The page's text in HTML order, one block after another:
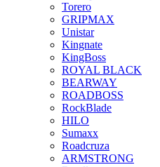
Torero
GRIPMAX
Unistar
Kingnate
KingBoss
ROYAL BLACK
BEARWAY
ROADBOSS
RockBlade
HILO
Sumaxx
Roadcruza
ARMSTRONG